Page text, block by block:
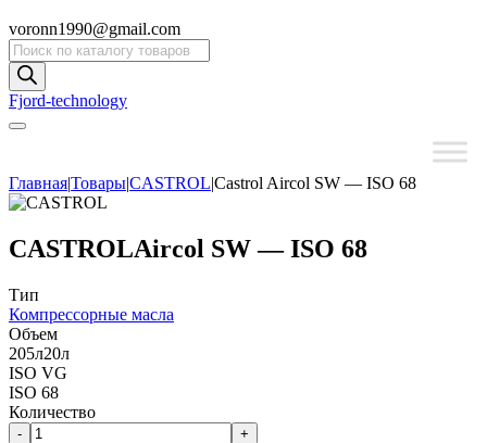
voronn1990@gmail.com
Поиск
товаров
Fjord-technology
Главная|Товары|CASTROL|Castrol Aircol SW — ISO 68
CASTROLAircol SW — ISO 68
Тип
Компрессорные масла
Объем
205л20л
ISO VG
ISO 68
Количество
- +